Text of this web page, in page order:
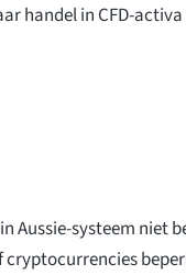
handel in CFD-
Aussie-systeem niet
cryptocurrencies